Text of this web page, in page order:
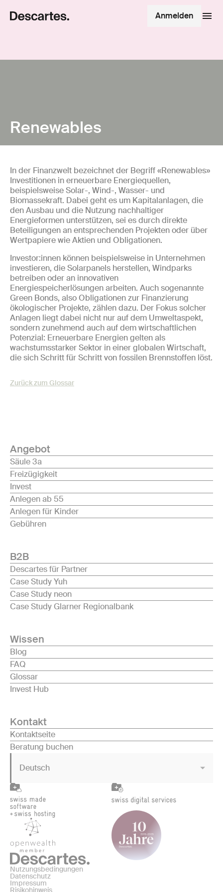
Anmelden
Renewables
In der Finanzwelt bezeichnet der Begriff «Renewables»
Investitionen in erneuerbare Energiequellen,
beispielsweise Solar-, Wind-, Wasser- und
Biomassekraft. Dabei geht es um Kapitalanlagen, die
den Ausbau und die Nutzung nachhaltiger
Energieformen unterstützen, sei es durch direkte
Beteiligungen an entsprechenden Projekten oder über
Wertpapiere wie Aktien und Obligationen.
Investor:innen können beispielsweise in Unternehmen
investieren, die Solarpanels herstellen, Windparks
betreiben oder an innovativen
Energiespeicherlösungen arbeiten. Auch sogenannte
Green Bonds, also Obligationen zur Finanzierung
ökologischer Projekte, zählen dazu. Der Fokus solcher
Anlagen liegt dabei nicht nur auf dem Umweltaspekt,
sondern zunehmend auch auf dem wirtschaftlichen
Potenzial: Erneuerbare Energien gelten als
wachstumsstarker Sektor in einer globalen Wirtschaft,
die sich Schritt für Schritt von fossilen Brennstoffen löst.
Zurück zum Glossar
Angebot
Säule 3a
Freizügigkeit
Invest
Anlegen ab 55
Anlegen für Kinder
Gebühren
B2B
Descartes für Partner
Case Study Yuh
Case Study neon
Case Study Glarner Regionalbank
Wissen
Blog
FAQ
Glossar
Invest Hub
Kontakt
Kontaktseite
Beratung buchen
Deutsch
Nutzungsbedingungen
Datenschutz
Impressum
Risikohinweis